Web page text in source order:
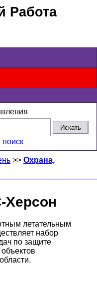
Работа
>> Охрана,
Херсон
летательным
набор
по защите